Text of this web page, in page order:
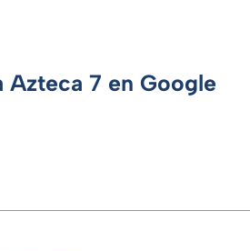
Azteca 7 en Google